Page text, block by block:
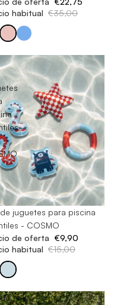
habitual €35,00
juguetes para piscina
- COSMO
de oferta €9,90
habitual €15,00